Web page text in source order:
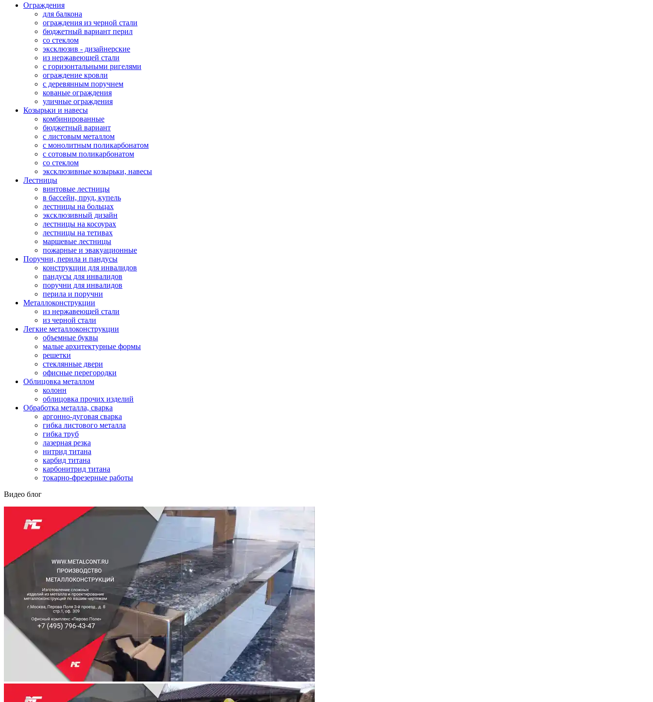
Ограждения
для балкона
ограждения из черной стали
бюджетный вариант перил
со стеклом
эксклюзив - дизайнерские
из нержавеющей стали
с горизонтальными ригелями
ограждение кровли
с деревянным поручнем
кованые ограждения
уличные ограждения
Козырьки и навесы
комбинированные
бюджетный вариант
с листовым металлом
с монолитным поликарбонатом
с сотовым поликарбонатом
со стеклом
эксклюзивные козырьки, навесы
Лестницы
винтовые лестницы
в бассейн, пруд, купель
лестницы на больцах
эксклюзивный дизайн
лестницы на косоурах
лестницы на тетивах
маршевые лестницы
пожарные и эвакуационные
Поручни, перила и пандусы
конструкции для инвалидов
пандусы для инвалидов
поручни для инвалидов
перила и поручни
Металлоконструкции
из нержавеющей стали
из черной стали
Легкие металлоконструкции
объемные буквы
малые архитектурные формы
решетки
стеклянные двери
офисные перегородки
Облицовка металлом
колонн
облицовка прочих изделий
Обработка металла, сварка
аргонно-дуговая сварка
гибка листового металла
гибка труб
лазерная резка
нитрид титана
карбид титана
карбонитрид титана
токарно-фрезерные работы
Видео блог